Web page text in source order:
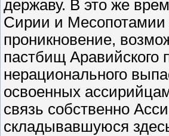
державу. В это же
Сирии и Месопотамии
проникновение,
пастбищ Аравийского
нерационального
освоенных
связь собственно
складывавшуюся